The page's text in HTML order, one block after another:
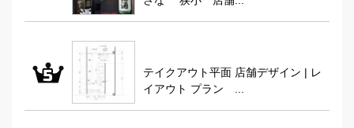
テイクアウト平面 店舗デザイン | レ
イアウト プラン ...